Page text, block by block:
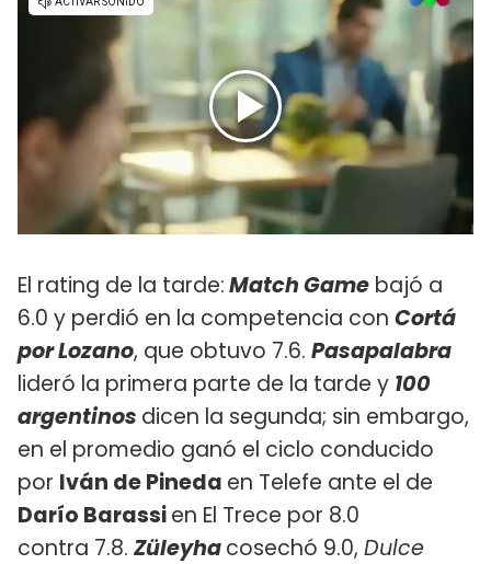
El rating de la tarde:Match Game bajó a
6.0 y perdió en la competencia con Cortá
por Lozano, que obtuvo 7.6. Pasapalabra
lideró la primera parte de la tarde y 100
argentinos dicen la segunda; sin embargo,
en el promedio ganó el ciclo conducido
por Iván de Pineda en Telefe ante el de
Darío Barassien El Trece por 8.0
contra 7.8. Züleyhacosechó 9.0, Dulce